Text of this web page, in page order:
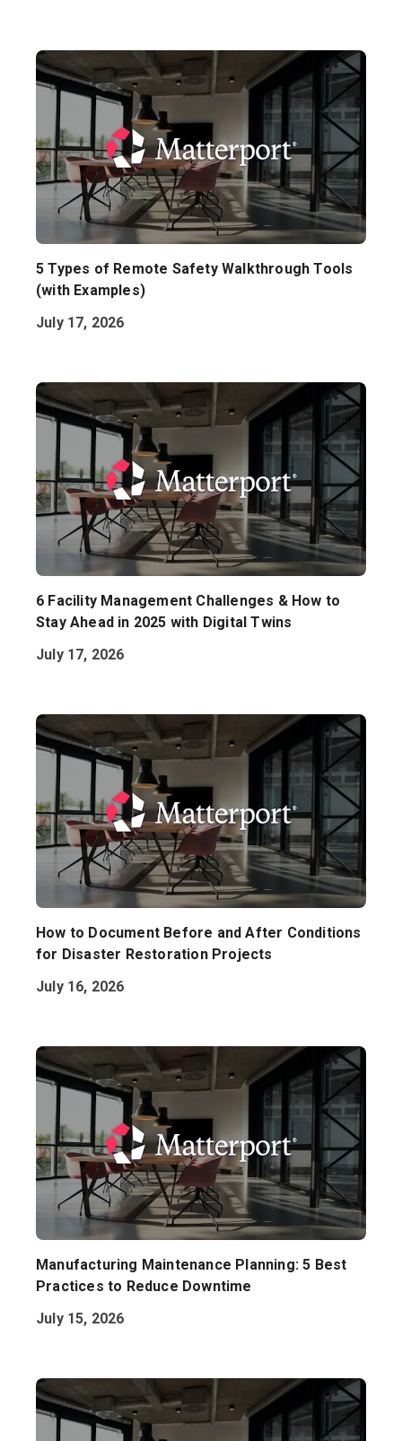
5 Types of Remote Safety Walkthrough Tools
(with Examples)
July 17, 2026
6 Facility Management Challenges & How to
Stay Ahead in 2025 with Digital Twins
July 17, 2026
How to Document Before and After Conditions
for Disaster Restoration Projects
July 16, 2026
Manufacturing Maintenance Planning: 5 Best
Practices to Reduce Downtime
July 15, 2026